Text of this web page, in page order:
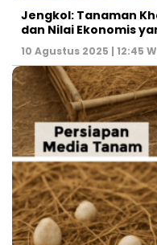
Jengkol: Tanaman
dan Nilai Ekonomis
10 Agustus 2025 | 12:45